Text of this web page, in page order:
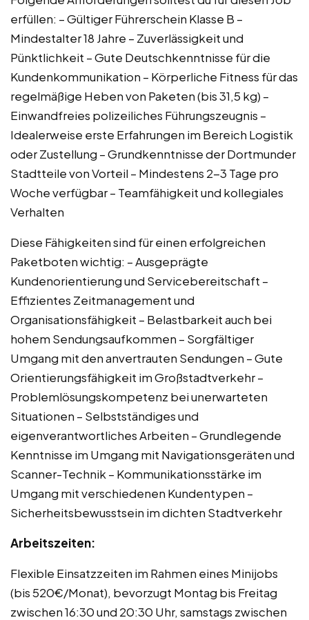
erfüllen: – Gültiger Führerschein Klasse B –
Mindestalter 18 Jahre – Zuverlässigkeit und
Pünktlichkeit – Gute Deutschkenntnisse für die
Kundenkommunikation – Körperliche Fitness für das
regelmäßige Heben von Paketen (bis 31,5 kg) –
Einwandfreies polizeiliches Führungszeugnis –
Idealerweise erste Erfahrungen im Bereich Logistik
oder Zustellung – Grundkenntnisse der Dortmunder
Stadtteile von Vorteil – Mindestens 2-3 Tage pro
Woche verfügbar – Teamfähigkeit und kollegiales
Verhalten
Diese Fähigkeiten sind für einen erfolgreichen
Paketboten wichtig: – Ausgeprägte
Kundenorientierung und Servicebereitschaft –
Effizientes Zeitmanagement und
Organisationsfähigkeit – Belastbarkeit auch bei
hohem Sendungsaufkommen – Sorgfältiger
Umgang mit den anvertrauten Sendungen – Gute
Orientierungsfähigkeit im Großstadtverkehr –
Problemlösungskompetenz bei unerwarteten
Situationen – Selbstständiges und
eigenverantwortliches Arbeiten – Grundlegende
Kenntnisse im Umgang mit Navigationsgeräten und
Scanner-Technik – Kommunikationsstärke im
Umgang mit verschiedenen Kundentypen –
Sicherheitsbewusstsein im dichten Stadtverkehr
Arbeitszeiten:
Flexible Einsatzzeiten im Rahmen eines Minijobs
(bis 520€/Monat), bevorzugt Montag bis Freitag
zwischen 16:30 und 20:30 Uhr, samstags zwischen